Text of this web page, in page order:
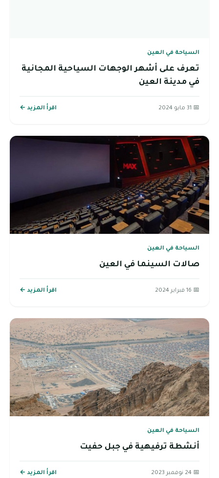
السياحة في العين
تعرف على أشهر الوجهات السياحية المجانية
في مدينة العين
📅 31 مايو 2024 اقرأ المزيد ←
السياحة في العين
صالات السينما في العين
📅 16 فبراير 2024 اقرأ المزيد ←
السياحة في العين
أنشطة ترفيهية في جبل حفيت
📅 24 نوفمبر 2023 اقرأ المزيد ←